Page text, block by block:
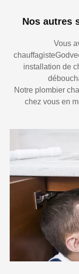
Nos autres
Vous
installation de
Notre plombier
chez vous en